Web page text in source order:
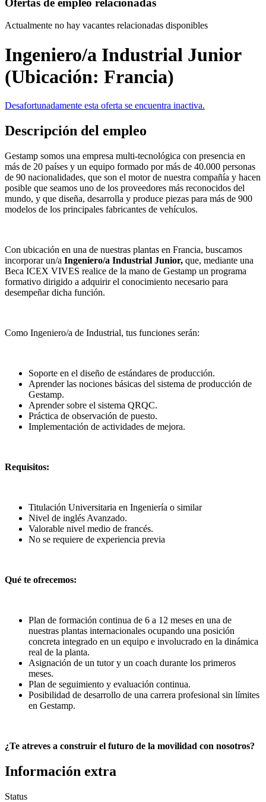
Actualmente no hay vacantes relacionadas disponibles
Ingeniero/a Industrial Junior
(Ubicación: Francia)
Desafortunadamente esta oferta se encuentra inactiva.
Descripción del empleo
Gestamp somos una empresa multi-tecnológica con presencia en
más de 20 países y un equipo formado por más de 40.000 personas
de 90 nacionalidades, que son el motor de nuestra compañía y hacen
posible que seamos uno de los proveedores más reconocidos del
mundo, y que diseña, desarrolla y produce piezas para más de 900
modelos de los principales fabricantes de vehículos.
Con ubicación en una de nuestras plantas en Francia, buscamos
incorporar un/a Ingeniero/a Industrial Junior, que, mediante una
Beca ICEX VIVES realice de la mano de Gestamp un programa
formativo dirigido a adquirir el conocimiento necesario para
desempeñar dicha función.
Como Ingeniero/a de Industrial, tus funciones serán:
Soporte en el diseño de estándares de producción.
Aprender las nociones básicas del sistema de producción de
Gestamp.
Aprender sobre el sistema QRQC.
Práctica de observación de puesto.
Implementación de actividades de mejora.
Requisitos:
Titulación Universitaria en Ingeniería o similar
Nivel de inglés Avanzado.
Valorable nivel medio de francés.
No se requiere de experiencia previa
Qué te ofrecemos:
Plan de formación continua de 6 a 12 meses en una de
nuestras plantas internacionales ocupando una posición
concreta integrado en un equipo e involucrado en la dinámica
real de la planta.
Asignación de un tutor y un coach durante los primeros
meses.
Plan de seguimiento y evaluación continua.
Posibilidad de desarrollo de una carrera profesional sin límites
en Gestamp.
¿Te atreves a construir el futuro de la movilidad con nosotros?
Información extra
Status